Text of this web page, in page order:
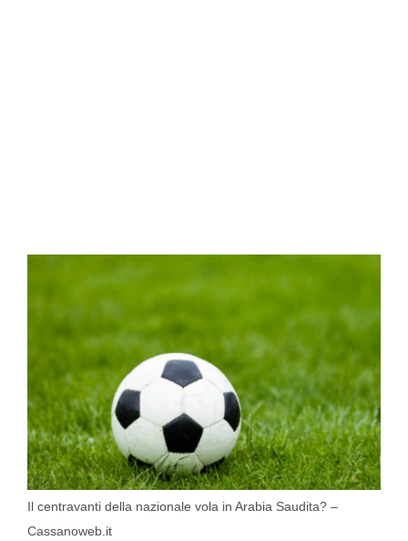
Il centravanti della nazionale vola in Arabia Saudita? –
Cassanoweb.it